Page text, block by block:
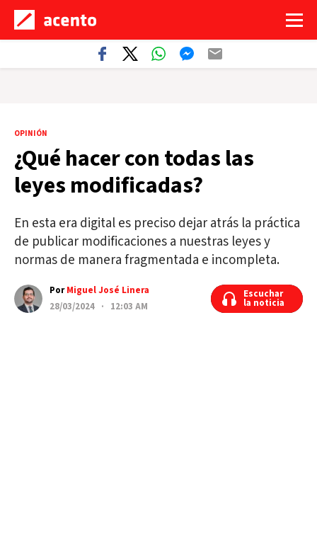
OPINIÓN
¿Qué hacer con todas las
leyes modificadas?
En esta era digital es preciso dejar atrás la práctica
de publicar modificaciones a nuestras leyes y
normas de manera fragmentada e incompleta.
PorMiguel José Linera
28/03/2024 · 12:03 AM
Escuchar
la noticia
Escuchar
la noticia